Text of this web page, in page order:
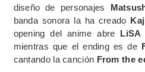
diseño de personajes
banda sonora la ha creado
opening del anime abre LiSA
mientras que el ending es de
cantando la canción From the